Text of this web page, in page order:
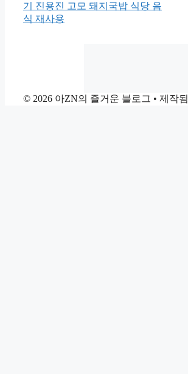
기 진용진 고모 돼지국밥 식당 음
식 재사용
© 2026 아ZN의 즐거운 블로그 • 제작됨